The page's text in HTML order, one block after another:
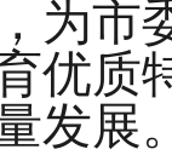
为市
优质
发展。